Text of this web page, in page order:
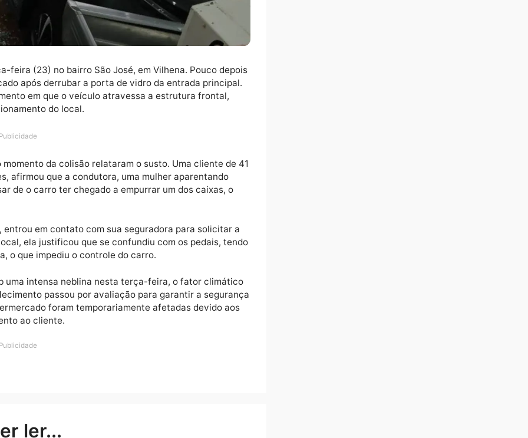
após derrubar a porta de vidro da entrada principal.
funcionamento do local.
Publicidade
no momento da colisão relataram o susto. Uma cliente de 41
pães, afirmou que a condutora, uma mulher aparentando
de o carro ter chegado a empurrar um dos caixas, o
entrou em contato com sua seguradora para solicitar a
no local, ela justificou que se confundiu com os pedais, tendo
o que impediu o controle do carro.
passou por avaliação para garantir a segurança
Publicidade